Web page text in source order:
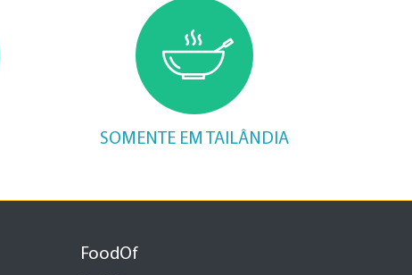
SOMENTE EM TAILÂNDIA
FoodOf